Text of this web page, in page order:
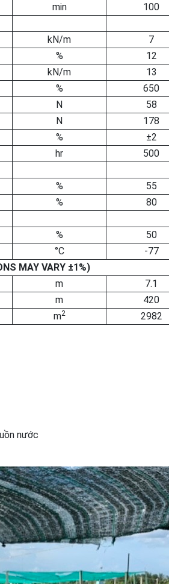
min
100
kN/m
7
%
12
kN/m
13
%
650
N
58
N
178
%
±2
hr
500
%
55
%
80
%
50
°C
-77
MAY VARY ±1%)
m
7.1
m
420
m2 2982
nước